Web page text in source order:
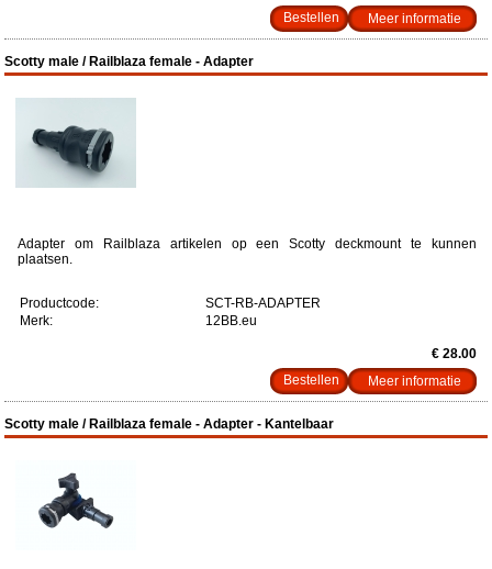
Meer informatie
Scotty male / Railblaza female - Adapter
Adapter om Railblaza artikelen op een Scotty deckmount te kunnen
plaatsen.
Productcode:
SCT-RB-ADAPTER
Merk:
12BB.eu
€ 28.00
Meer informatie
Scotty male / Railblaza female - Adapter - Kantelbaar